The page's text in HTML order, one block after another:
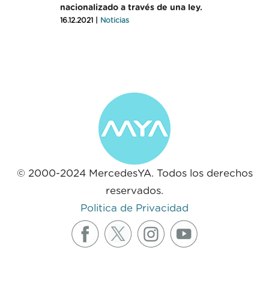
nacionalizado a través de una ley.
16.12.2021 | Noticias
© 2000-2024 MercedesYA. Todos los derechos
reservados.
Politica de Privacidad